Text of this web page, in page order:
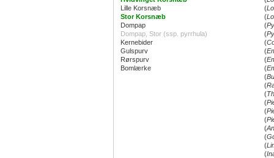
Lille Korsnæb
(
Stor Korsnæb
(
Dompap
(
Dompap, Stor (ssp. pyrrhula)
(
Kernebider
(
Gulspurv
(
Rørspurv
(
Bomlærke
(
(
(
(
(
(
(
(
(
(
(